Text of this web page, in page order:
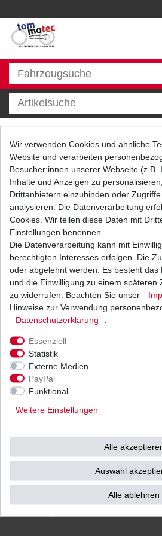
Elektrik
Filter
Versand
Ab einem Warenwert von
Wir verwenden Cookies und ähnliche
Website und verarbeiten
Besucher:innen unserer Webseite (z.B.
Inhalte und Anzeigen zu
Drittanbietern einzubinden oder
analysieren. Die Datenverarbeitung
Cookies. Wir teilen diese Daten mit
Einstellungen benennen.
Die Datenverarbeitung kann mit
berechtigten Interesses erfolgen. Die
oder abgelehnt werden. Es besteht das
und die Einwilligung zu einem späteren
zu widerrufen. Beachten Sie unser
Hinweise zur Verwendung
Daten­schutz­erklärung
Essenziell
Statistik
Externe Medien
PayPal
Funktional
Weitere Einstellungen
Alle
Auswahl
Alle ablehnen